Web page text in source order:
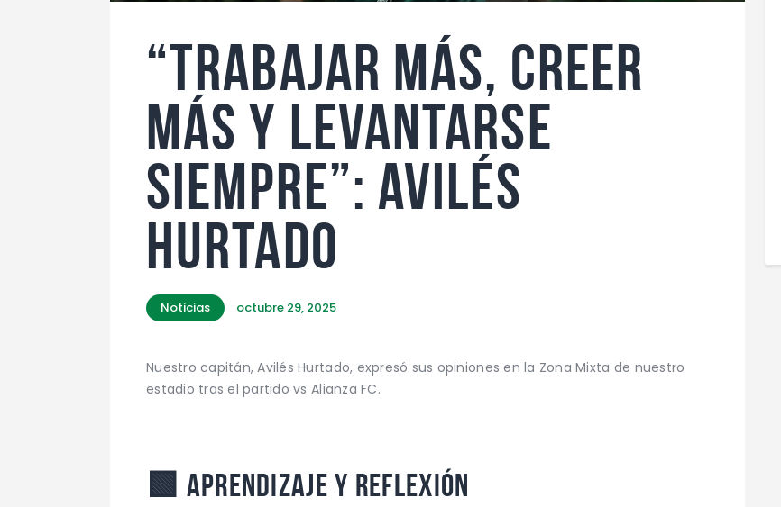
“Trabajar más, creer
más y levantarse
siempre”: Avilés
Hurtado
Noticias octubre 29, 2025
Nuestro capitán, Avilés Hurtado, expresó sus opiniones en la Zona Mixta de nuestro
estadio tras el partido vs Alianza FC.
🟩 Aprendizaje y reflexión